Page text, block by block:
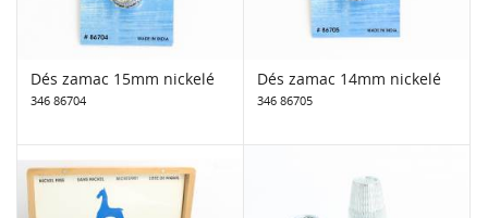
Dés zamac 15mm nickelé
346 86704
Dés zamac 14mm nickelé
346 86705